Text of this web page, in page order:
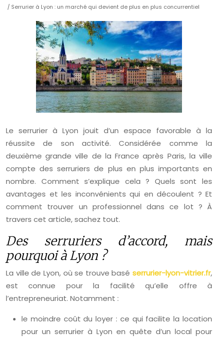
/ Serrurier à Lyon : un marché qui devient de plus en plus concurrentiel
Le serrurier à Lyon jouit d’un espace favorable à la
réussite de son activité. Considérée comme la
deuxième grande ville de la France après Paris, la ville
compte des serruriers de plus en plus importants en
nombre. Comment s’explique cela ? Quels sont les
avantages et les inconvénients qui en découlent ? Et
comment trouver un professionnel dans ce lot ? À
travers cet article, sachez tout.
Des serruriers d’accord, mais
pourquoi à Lyon ?
La ville de Lyon, où se trouve basé serrurier-lyon-vitrier.fr,
est connue pour la facilité qu’elle offre à
l’entrepreneuriat. Notamment :
le moindre coût du loyer : ce qui facilite la location
pour un serrurier à Lyon en quête d’un local pour